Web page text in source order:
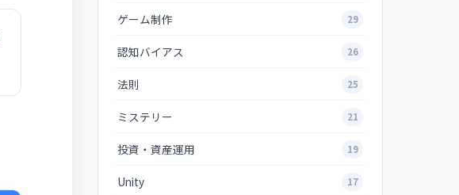
ゲーム制作 29
認知バイアス 26
法則 25
ミステリー 21
投資・資産運用 19
Unity 17